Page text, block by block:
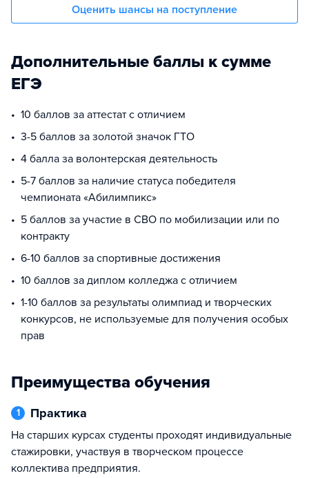
Оценить шансы на поступление
Дополнительные баллы к сумме
ЕГЭ
10 баллов за аттестат с отличием
3-5 баллов за золотой значок ГТО
4 балла за волонтерская деятельность
5-7 баллов за наличие статуса победителя
чемпионата «Абилимпикс»
5 баллов за участие в СВО по мобилизации или по
контракту
6-10 баллов за спортивные достижения
10 баллов за диплом колледжа с отличием
1-10 баллов за результаты олимпиад и творческих
конкурсов, не используемые для получения особых
прав
Преимущества обучения
1 Практика
На старших курсах студенты проходят индивидуальные
стажировки, участвуя в творческом процессе
коллектива предприятия.